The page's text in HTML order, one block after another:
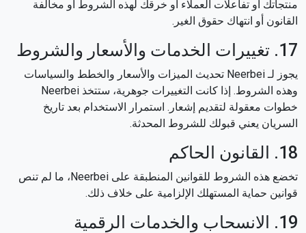
منتجاتك أو تفاعلات العملاء أو خرقك لهذه الشروط أو مخالفة
القانون أو انتهاك حقوق الغير.
17. تغييرات الخدمات والأسعار والشروط
يجوز لـ Neerbei تحديث الميزات والأسعار والخطط والسياسات
وهذه الشروط. إذا كانت التغييرات جوهرية، ستتخذ Neerbei
خطوات معقولة لتقديم إشعار. استمرار الاستخدام بعد تاريخ
السريان يعني قبولك للشروط المحدثة.
18. القانون الحاكم
تخضع هذه الشروط للقوانين المنطبقة على Neerbei، ما لم تنص
قوانين حماية المستهلك الإلزامية على خلاف ذلك.
19. الانسحاب والخدمات الرقمية